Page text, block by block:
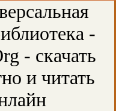
-
- скачать
и читать